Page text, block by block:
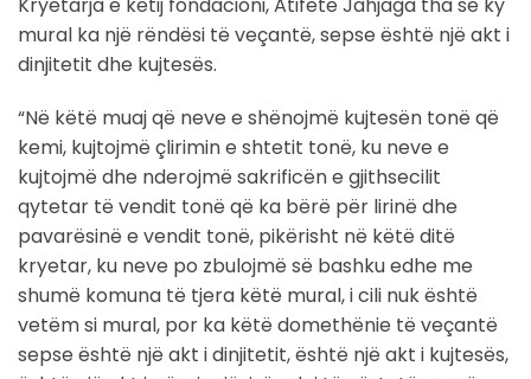
Kryetarja e këtij fondacioni, Atifete Jahjaga tha se ky
mural ka një rëndësi të veçantë, sepse është një akt i
dinjitetit dhe kujtesës.
“Në këtë muaj që neve e shënojmë kujtesën tonë që
kemi, kujtojmë çlirimin e shtetit tonë, ku neve e
kujtojmë dhe nderojmë sakrificën e gjithsecilit
qytetar të vendit tonë që ka bërë për lirinë dhe
pavarësinë e vendit tonë, pikërisht në këtë ditë
kryetar, ku neve po zbulojmë së bashku edhe me
shumë komuna të tjera këtë mural, i cili nuk është
vetëm si mural, por ka këtë domethënie të veçantë
sepse është një akt i dinjitetit, është një akt i kujtesës,